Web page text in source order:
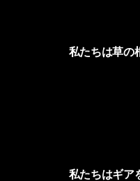
私たちは草の
私たちはギア